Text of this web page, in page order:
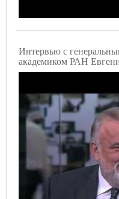
Интервью с
академиком РАН